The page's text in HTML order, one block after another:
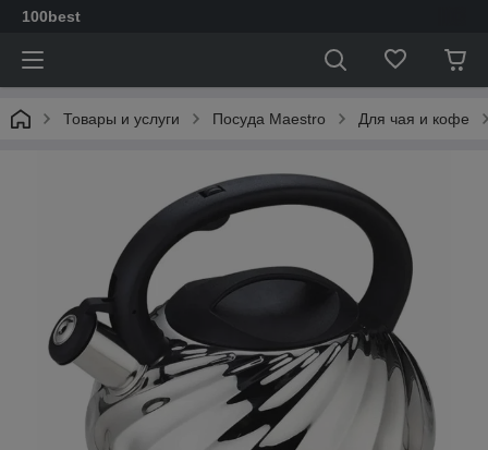
100best
Товары и услуги Посуда Maestro Для чая и кофе